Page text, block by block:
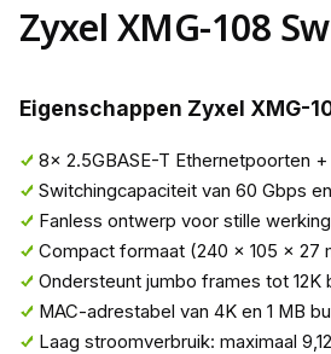
Zyxel XMG-108
Eigenschappen Zyxel XMG-
8x 2.5GBASE-T Ethernetpoorten +
Switchingcapaciteit van 60 Gbps
Fanless ontwerp voor stille werking
Compact formaat (240 × 105 × 27
Ondersteunt jumbo frames tot 12K
MAC-adrestabel van 4K en 1 MB
Laag stroomverbruik: maximaal